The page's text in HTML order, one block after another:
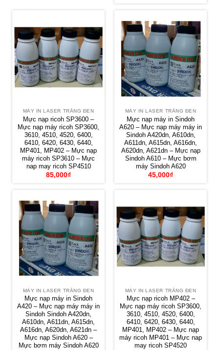
MÁY IN LASER TRẮNG ĐEN
Mực nạp ricoh SP3600 –
Mực nạp máy ricoh SP3600,
3610, 4510, 4520, 6400,
6410, 6420, 6430, 6440,
MP401, MP402 – Mực nạp
máy ricoh SP3610 – Mực
nap may ricoh SP4510
85,000₫
MÁY IN LASER TRẮNG ĐEN
Mực nạp máy in Sindoh
A620 – Mực nạp máy máy in
Sindoh A420dn, A610dn,
A611dn, A615dn, A616dn,
A620dn, A621dn – Mực nạp
Sindoh A610 – Mực bơm
máy Sindoh A620
45,000₫
MÁY IN LASER TRẮNG ĐEN
Mực nạp máy in Sindoh
A420 – Mực nạp máy máy in
Sindoh Sindoh A420dn,
A610dn, A611dn, A615dn,
A616dn, A620dn, A621dn –
Mực nạp Sindoh A620 –
Mực bơm máy Sindoh A620
MÁY IN LASER TRẮNG ĐEN
Mực nạp ricoh MP402 –
Mực nạp máy ricoh SP3600,
3610, 4510, 4520, 6400,
6410, 6420, 6430, 6440,
MP401, MP402 – Mực nạp
máy ricoh MP401 – Mực nap
may ricoh SP4520